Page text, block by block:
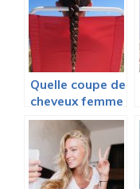
Quelle coupe de
cheveux femme
choisir pour cet
été 2020 ?